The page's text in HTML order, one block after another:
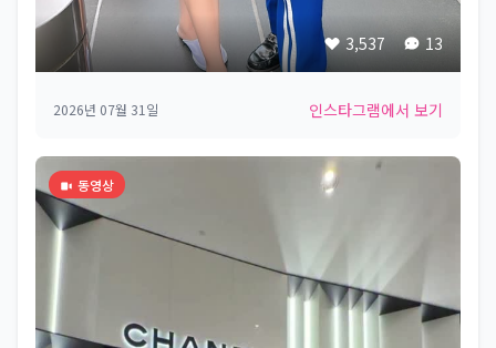
3,537 13
2026년 07월 31일 인스타그램에서 보기
동영상